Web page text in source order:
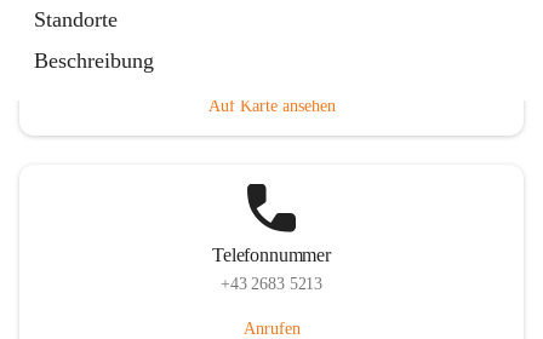
Standorte
Beschreibung
Auf Karte ansehen
Telefonnummer
+43 2683 5213
Anrufen